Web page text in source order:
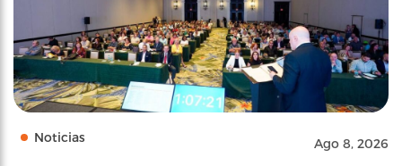
Noticias Ago 8, 2026